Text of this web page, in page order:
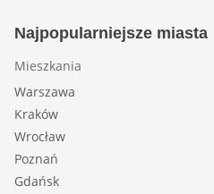
Najpopularniejsze miasta
Mieszkania
Warszawa
Kraków
Wrocław
Poznań
Gdańsk